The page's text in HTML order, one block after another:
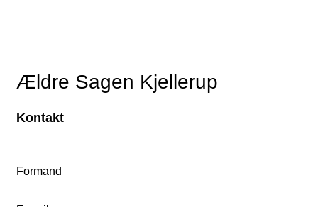
Ældre Sagen Kjellerup
Kontakt
Formand